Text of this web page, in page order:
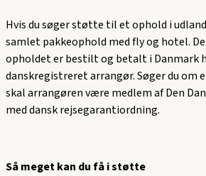
Hvis du søger støtte til et ophold i
samlet pakkeophold med fly og hotel.
opholdet er bestilt og betalt i Danmark
danskregistreret arrangør. Søger du om
skal arrangøren være medlem af Den
med dansk rejsegarantiordning.
Så meget kan du få i støtte